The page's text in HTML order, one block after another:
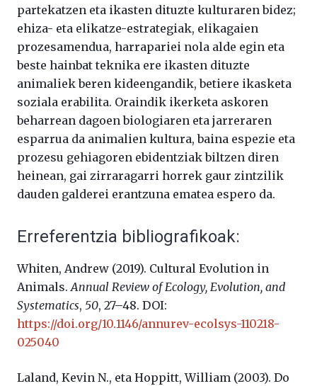
partekatzen eta ikasten dituzte kulturaren bidez;
ehiza- eta elikatze-estrategiak, elikagaien
prozesamendua, harrapariei nola alde egin eta
beste hainbat teknika ere ikasten dituzte
animaliek beren kideengandik, betiere ikasketa
soziala erabilita. Oraindik ikerketa askoren
beharrean dagoen biologiaren eta jarreraren
esparrua da animalien kultura, baina espezie eta
prozesu gehiagoren ebidentziak biltzen diren
heinean, gai zirraragarri horrek gaur zintzilik
dauden galderei erantzuna ematea espero da.
Erreferentzia bibliografikoak:
Whiten, Andrew (2019). Cultural Evolution in
Animals.Annual Review of Ecology, Evolution, and
Systematics, 50, 27–48. DOI:
https://doi.org/10.1146/annurev-ecolsys-110218-
025040
Laland, Kevin N., eta Hoppitt, William (2003). Do